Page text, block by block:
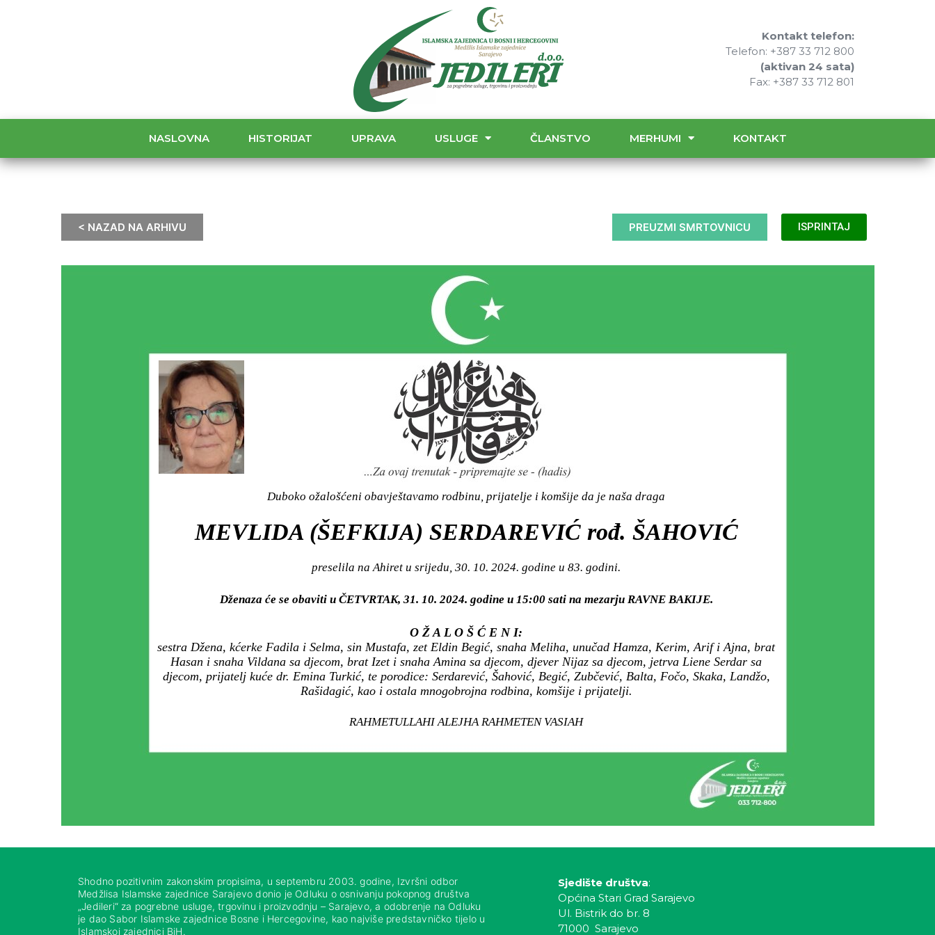
Kontakt telefon:
Telefon: +387 33 712 800
(aktivan 24 sata)
Fax: +387 33 712 801
NASLOVNA HISTORIJAT UPRAVA USLUGE ČLANSTVO MERHUMI KONTAKT
< NAZAD NA ARHIVU PREUZMI SMRTOVNICU ISPRINTAJ
Duboko ožalošćeni obavještavamo rodbinu, prijatelje i komšije da je naša draga
MEVLIDA (ŠEFKIJA) SERDAREVIĆ rođ. ŠAHOVIĆ
preselila na Ahiret u srijedu, 30. 10. 2024. godine u 83. godini.
Dženaza će se obaviti u ČETVRTAK, 31. 10. 2024. godine u 15:00 sati na mezarju RAVNE BAKIJE.
O Ž A L O Š Ć E N I:
sestra Džena, kćerke Fadila i Selma, sin Mustafa, zet Eldin Begić, snaha Meliha, unučad Hamza, Kerim, Arif i Ajna, brat
Hasan i snaha Vildana sa djecom, brat Izet i snaha Amina sa djecom, djever Nijaz sa djecom, jetrva Liene Serdar sa
djecom, prijatelj kuće dr. Emina Turkić, te porodice: Serdarević, Šahović, Begić, Zubčević, Balta, Fočo, Skaka, Landžo,
Rašidagić, kao i ostala mnogobrojna rodbina, komšije i prijatelji.
RAHMETULLAHI ALEJHA RAHMETEN VASIAH
Shodno pozitivnim zakonskim propisima, u septembru 2003. godine, Izvršni odbor
Medžlisa Islamske zajednice Sarajevo donio je Odluku o osnivanju pokopnog društva
„Jedileri“ za pogrebne usluge, trgovinu i proizvodnju – Sarajevo, a odobrenje na Odluku
je dao Sabor Islamske zajednice Bosne i Hercegovine, kao najviše predstavničko tijelo u
Islamskoj zajednici BiH.
Sjedište društva:
Općina Stari Grad Sarajevo
Ul. Bistrik do br. 8
71000 Sarajevo